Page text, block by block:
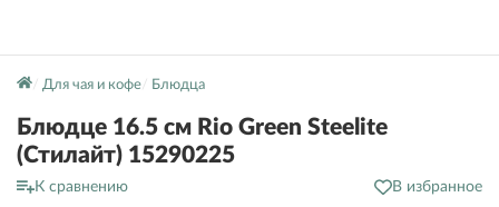
Для чая и кофе Блюдца
Блюдце 16.5 см Rio Green Steelite
(Стилайт) 15290225
К сравнению
В избранное